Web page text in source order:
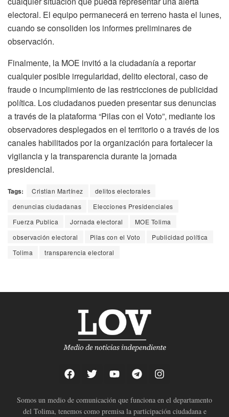
electoral. El equipo permanecerá en terreno hasta el lunes,
cuando se consoliden los informes preliminares de
observación.
Finalmente, la MOE invitó a la ciudadanía a reportar
cualquier posible irregularidad, delito electoral, caso de
fraude o incumplimiento de las restricciones de publicidad
política. Los ciudadanos pueden presentar sus denuncias
a través de la plataforma “Pilas con el Voto”, mediante los
observadores desplegados en el territorio o a través de los
canales habilitados por la organización para fortalecer la
vigilancia y la transparencia durante la jornada
presidencial.
Tags: Cristian Martínez
delitos electorales
denuncias ciudadanas
Elecciones Presidenciales
Fuerza Publica
Jornada electoral
MOE Tolima
observación electoral
Pilas con el Voto
Publicidad política
Tolima
transparencia electoral
Somos un medio de comunicación que funciona en el departamento
del Tolima, tenemos como premisa la participación ciudadana e